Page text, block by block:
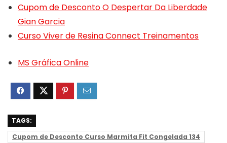
Cupom de Desconto O Despertar Da Liberdade
Gian Garcia
Curso Viver de Resina Connect Treinamentos
MS Gráfica Online
TAGS:
Cupom de Desconto Curso Marmita Fit Congelada 134